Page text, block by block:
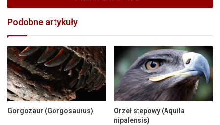
Podobne artykuły
Gorgozaur (Gorgosaurus)
Orzeł stepowy (Aquila
nipalensis)